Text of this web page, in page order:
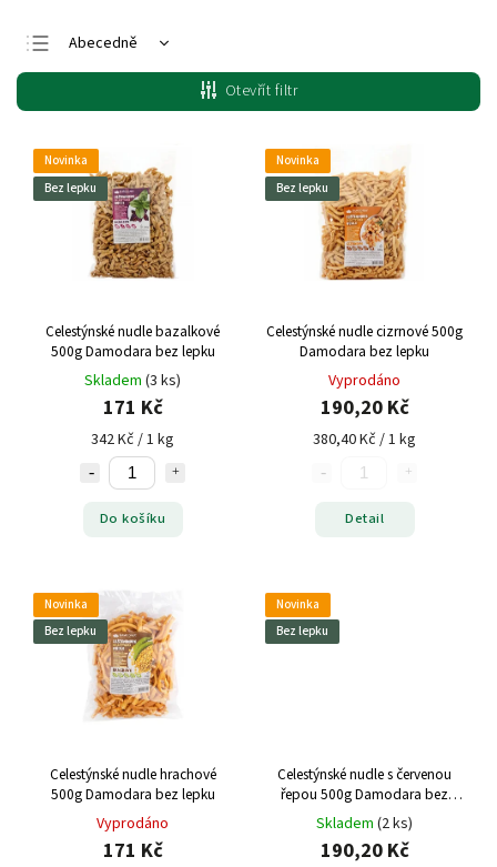
Abecedně
Nejlevnější
Nejdražší
Nejprodávanější
Otevřít filtr
Novinka
Bez lepku
Celestýnské nudle bazalkové
500g Damodara bez lepku
Skladem (3 ks)
171 Kč
342 Kč / 1 kg
Do košíku
Novinka
Bez lepku
Celestýnské nudle cizrnové 500g
Damodara bez lepku
Vyprodáno
190,20 Kč
380,40 Kč / 1 kg
Detail
Novinka
Bez lepku
Celestýnské nudle hrachové
500g Damodara bez lepku
Vyprodáno
171 Kč
Novinka
Bez lepku
Celestýnské nudle s červenou
řepou 500g Damodara bez
lepku
Skladem (2 ks)
190,20 Kč